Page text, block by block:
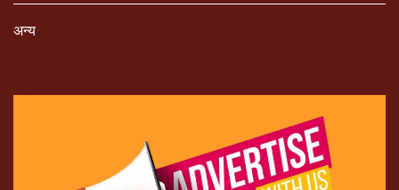
अन्य